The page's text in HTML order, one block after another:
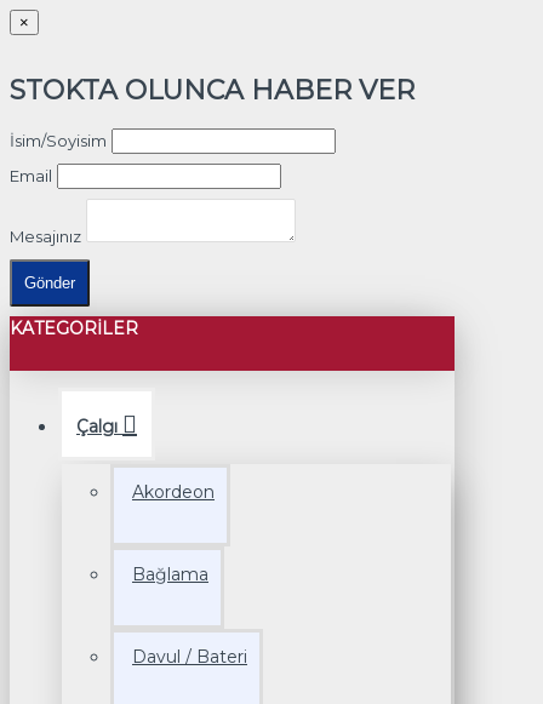
×
STOKTA OLUNCA HABER VER
İsim/Soyisim
Email
Mesajınız
Gönder
KATEGORILER
Çalgı
Akordeon
Bağlama
Davul / Bateri